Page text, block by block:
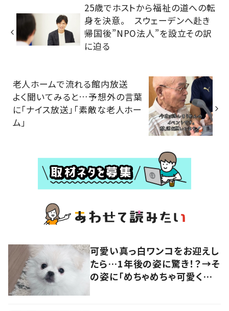
25歳でホストから福祉の道への転
身を決意。 スウェーデンへ赴き
帰国後”NPO法人”を設立その訳
に迫る
老人ホームで流れる館内放送
よく聞いてみると…予想外の言葉
に「ナイス放送」「素敵な老人ホー
ム」
可愛い真っ白ワンコをお迎えし
たら…1年後の姿に驚き！？→そ
の姿に「めちゃめちゃ可愛くて